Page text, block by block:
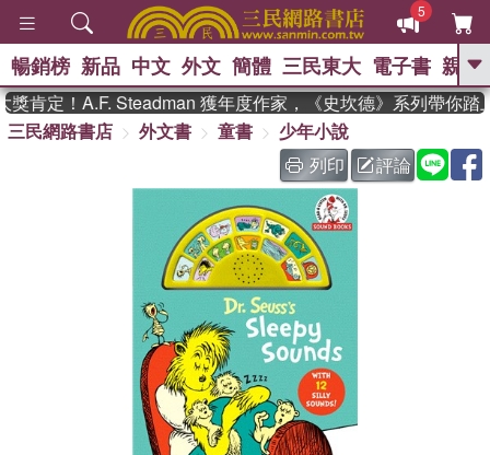
5
GO
熱搜： 東野圭吾 、
如果歷史是一群喵 、 國際布克獎 臺灣
、 方念華 、 台灣的李登輝時
代 、 數學女孩：黎曼猜想
迷走神經
暢銷榜 新品 中文 外文 簡體 三民東大 電子書 親子
肯定！A.F. Steadman 獲年度作家，《史坎德》系列帶你踏上
三民網路書店
外文書 童書
少年小說
列印
評論